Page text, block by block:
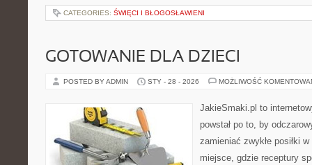
CATEGORIES: ŚWIĘCI I BŁOGOSŁAWIENI
GOTOWANIE DLA DZIECI
POSTED BY ADMIN STY - 28 - 2026 MOŻLIWOŚĆ
JakieSmaki.pl to
powstał po to, by
zamieniać zwykłe posiłki
miejsce, gdzie receptury